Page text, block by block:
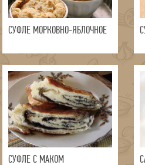
СУФЛЕ МОРКОВНО-ЯБЛОЧНОЕ
СУФЛЕ С МАКОМ